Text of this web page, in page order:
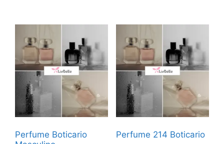
Perfume Boticario
Perfume 214 Boticario